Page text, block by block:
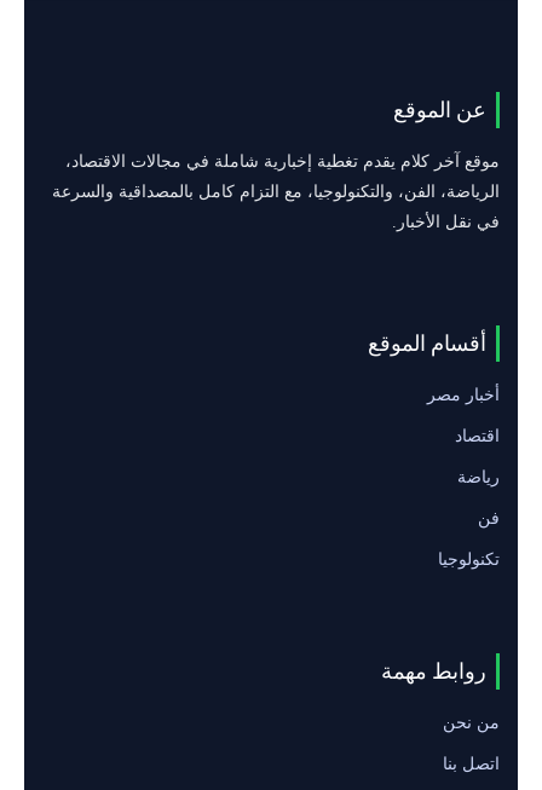
عن الموقع
موقع آخر كلام يقدم تغطية إخبارية شاملة في مجالات الاقتصاد،
الرياضة، الفن، والتكنولوجيا، مع التزام كامل بالمصداقية والسرعة
في نقل الأخبار.
أقسام الموقع
أخبار مصر
اقتصاد
رياضة
فن
تكنولوجيا
روابط مهمة
من نحن
اتصل بنا